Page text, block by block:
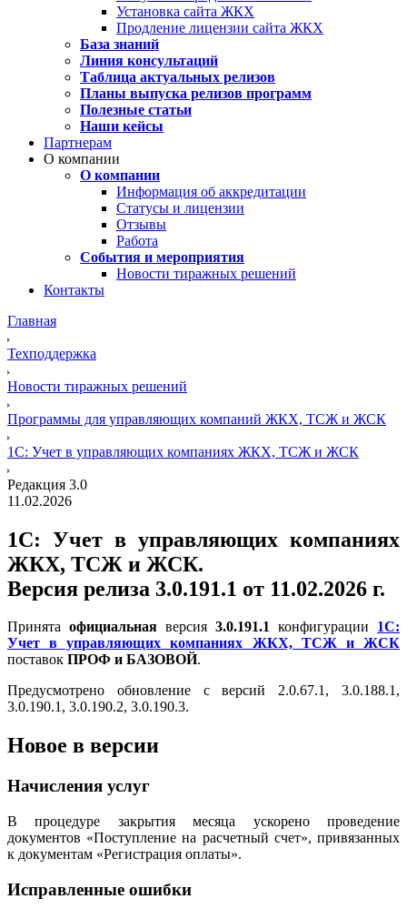
Установка сайта ЖКХ
Продление лицензии сайта ЖКХ
База знаний
Линия консультаций
Таблица актуальных релизов
Планы выпуска релизов программ
Полезные статьи
Наши кейсы
Партнерам
О компании
О компании
Информация об аккредитации
Статусы и лицензии
Отзывы
Работа
События и мероприятия
Новости тиражных решений
Контакты
Главная
Техподдержка
Новости тиражных решений
Программы для управляющих компаний ЖКХ, ТСЖ и ЖСК
1С: Учет в управляющих компаниях ЖКХ, ТСЖ и ЖСК
Редакция 3.0
11.02.2026
1С: Учет в управляющих компаниях
ЖКХ, ТСЖ и ЖСК.
Версия релиза 3.0.191.1 от 11.02.2026 г.
Принята официальная версия 3.0.191.1 конфигурации 1С:
Учет в управляющих компаниях ЖКХ, ТСЖ и ЖСК
поставок ПРОФ и БАЗОВОЙ.
Предусмотрено обновление с версий 2.0.67.1, 3.0.188.1,
3.0.190.1, 3.0.190.2, 3.0.190.3.
Новое в версии
Начисления услуг
В процедуре закрытия месяца ускорено проведение
документов «Поступление на расчетный счет», привязанных
к документам «Регистрация оплаты».
Исправленные ошибки